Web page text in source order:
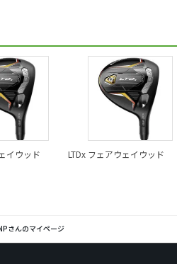
イウッド LTDx フェアウェイウッド
さんのマイページ